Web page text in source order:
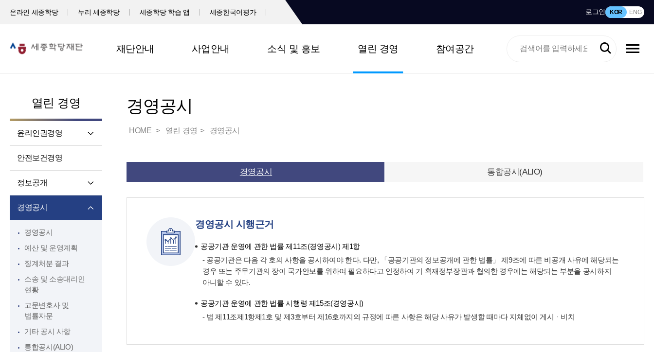
온라인 세종학당 누리 세종학당 세종학당 학습 앱 세종한국어평가 로그인 KOR ENG
재단안내 사업안내 소식 및 홍보 열린 경영 참여공간
열린 경영
윤리인권경영
고객서비스 헌장
윤리 자가 진단
재단 청렴 실천 결의문
인권경영
윤리인권경영 활동
청렴포털부패신고
익명부패신고
(레드휘슬)
청렴포털공익신고
갑질피해신고
안전보건경영
정보공개
처리절차
정보공개방법
불복구제절차
비공개세부기준
공공데이터 개방
경영공시
경영공시
예산 및 운영계획
징계처분 결과
소송 및 소송대리인
현황
고문변호사 및
법률자문
기타 공시 사항
통합공시(ALIO)
경영공시
HOME 열린 경영 경영공시
경영공시 통합공시(ALIO)
경영공시 시행근거
공공기관 운영에 관한 법률 제11조(경영공시) 제1항
- 공공기관은 다음 각 호의 사항을 공시하여야 한다. 다만, 「공공기관의 정보공개에 관한 법률」 제9조에 따른 비공개 사유에 해당되는
경우 또는 주무기관의 장이 국가안보를 위하여 필요하다고 인정하여 기 획재정부장관과 협의한 경우에는 해당되는 부분을 공시하지
아니할 수 있다.
공공기관 운영에 관한 법률 시행령 제15조(경영공시)
- 법 제11조제1항제1호 및 제3호부터 제16호까지의 규정에 따른 사항은 해당 사유가 발생할 때마다 지체없이 게시ᆞ비치